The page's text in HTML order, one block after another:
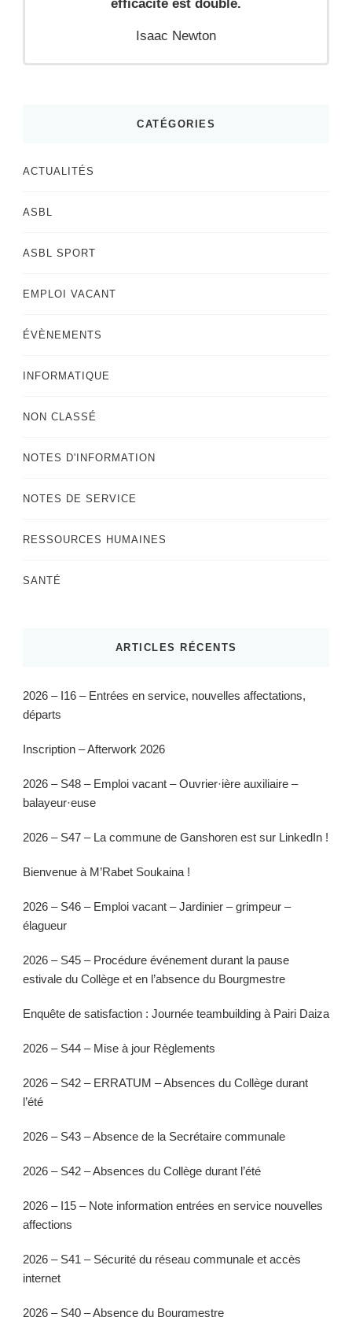
efficacité est double.
Isaac Newton
CATÉGORIES
ACTUALITÉS
ASBL
ASBL SPORT
EMPLOI VACANT
ÉVÈNEMENTS
INFORMATIQUE
NON CLASSÉ
NOTES D'INFORMATION
NOTES DE SERVICE
RESSOURCES HUMAINES
SANTÉ
ARTICLES RÉCENTS
2026 – I16 – Entrées en service, nouvelles affectations,
départs
Inscription – Afterwork 2026
2026 – S48 – Emploi vacant – Ouvrier·ière auxiliaire –
balayeur·euse
2026 – S47 – La commune de Ganshoren est sur LinkedIn !
Bienvenue à M’Rabet Soukaina !
2026 – S46 – Emploi vacant – Jardinier – grimpeur –
élagueur
2026 – S45 – Procédure événement durant la pause
estivale du Collège et en l’absence du Bourgmestre
Enquête de satisfaction : Journée teambuilding à Pairi Daiza
2026 – S44 – Mise à jour Règlements
2026 – S42 – ERRATUM – Absences du Collège durant
l’été
2026 – S43 – Absence de la Secrétaire communale
2026 – S42 – Absences du Collège durant l’été
2026 – I15 – Note information entrées en service nouvelles
affections
2026 – S41 – Sécurité du réseau communale et accès
internet
2026 – S40 – Absence du Bourgmestre